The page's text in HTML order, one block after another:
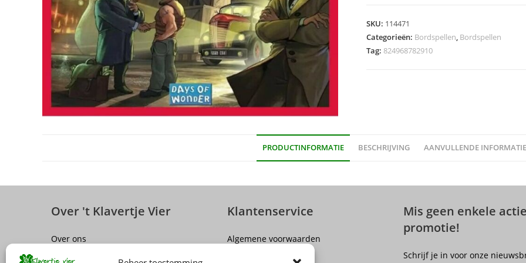
SKU: 114471
Categorieën: Bordspellen, Bordspellen
Tag: 824968782910
PRODUCTINFORMATIE BESCHRIJVING AANVULLENDE INFORMATIE
Over 't Klavertje Vier
Over ons
Klantenservice
Algemene voorwaarden
Mis geen enkele
promotie!
Schrijf je in voor onze